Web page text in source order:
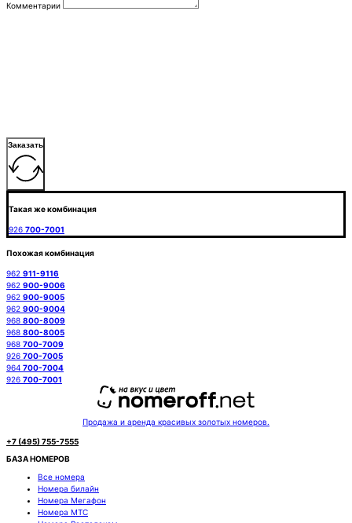
Комментарии
Заказать
Такая же комбинация
926 700-7001
Похожая комбинация
962 911-9116
962 900-9006
962 900-9005
962 900-9004
968 800-8009
968 800-8005
968 700-7009
926 700-7005
964 700-7004
926 700-7001
Продажа и аренда красивых золотых номеров.
+7 (495) 755-7555
БАЗА НОМЕРОВ
Все номера
Номера билайн
Номера Мегафон
Номера МТС